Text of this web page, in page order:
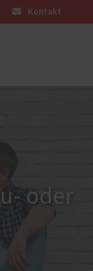
Kontakt
oder